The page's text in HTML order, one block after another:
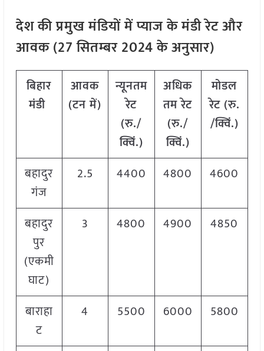
देश की प्रमुख मंडियों में प्याज के मंडी रेट और
आवक (27सितम्बर2024के अनुसार)
बिहार
मंडी
आवक
(टन में)
न्यूनतम
रेट
(रु./
क्विं.)
अधिक
तम रेट
(रु./
क्विं.)
मोडल
रेट (रु.
/क्विं.)
बहादुर
गंज
2.5 4400 4800 4600
बहादुर
पुर
(एकमी
घाट)
3 4800 4900 4850
बाराहा
ट
4 5500 6000 5800